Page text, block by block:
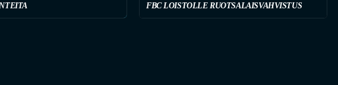
FBC LOISTOLLE RUOTSALAISVAHVISTUS